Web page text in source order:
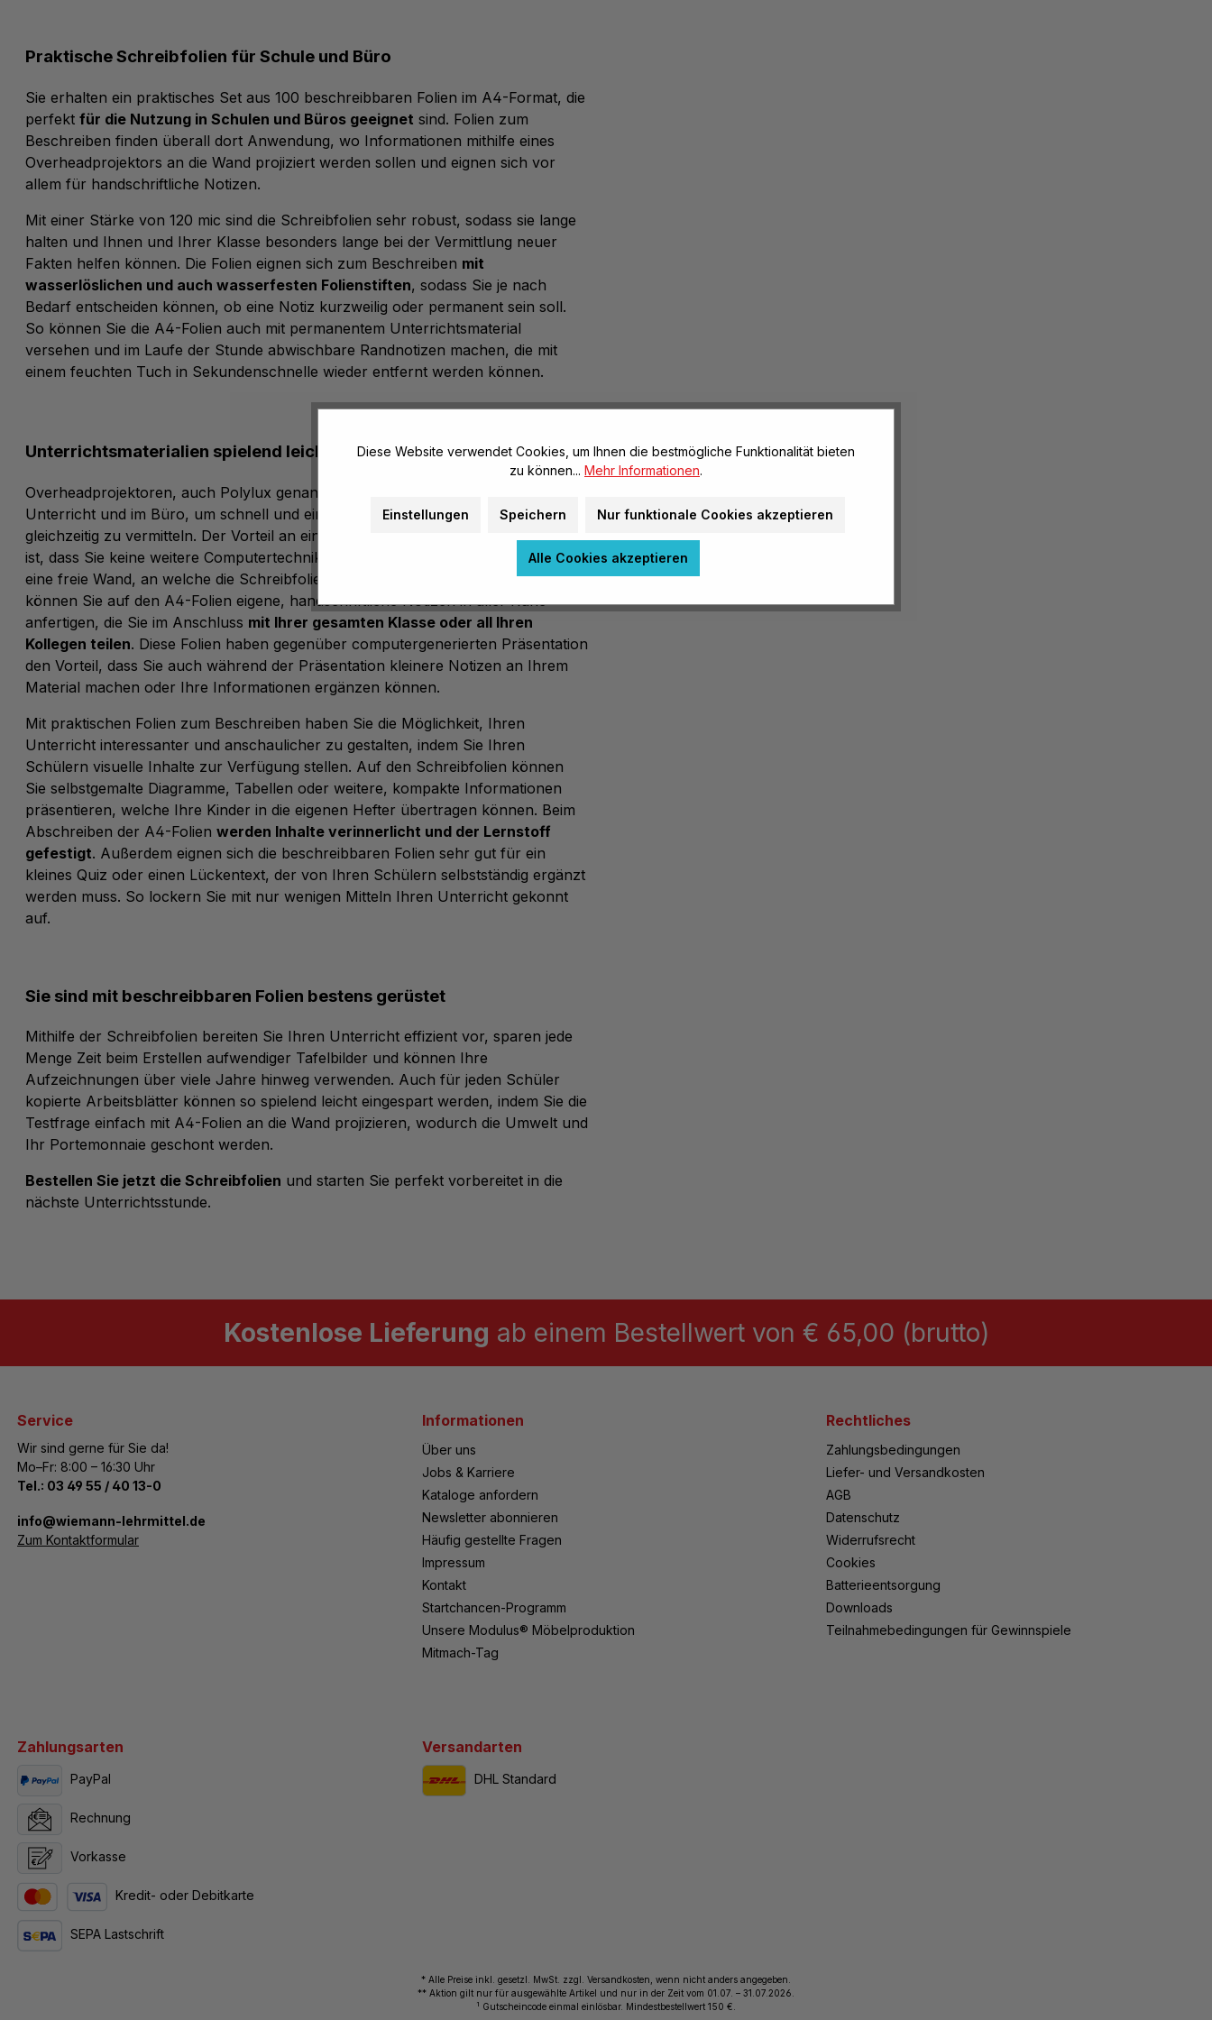
Praktische Schreibfolien für Schule und Büro
Sie erhalten ein praktisches Set aus 100 beschreibbaren Folien im A4-Format, die
perfekt für die Nutzung in Schulen und Büros geeignet sind. Folien zum
Beschreiben finden überall dort Anwendung, wo Informationen mithilfe eines
Overheadprojektors an die Wand projiziert werden sollen und eignen sich vor
allem für handschriftliche Notizen.
Mit einer Stärke von 120 mic sind die Schreibfolien sehr robust, sodass sie lange
halten und Ihnen und Ihrer Klasse besonders lange bei der Vermittlung neuer
Fakten helfen können. Die Folien eignen sich zum Beschreiben mit
wasserlöslichen und auch wasserfesten Folienstiften, sodass Sie je nach
Bedarf entscheiden können, ob eine Notiz kurzweilig oder permanent sein soll.
So können Sie die A4-Folien auch mit permanentem Unterrichtsmaterial
versehen und im Laufe der Stunde abwischbare Randnotizen machen, die mit
einem feuchten Tuch in Sekundenschnelle wieder entfernt werden können.
Unterrichtsmaterialien spielend leicht vorbereiten
Overheadprojektoren, auch Polylux genannt, sind beliebte Präsentationsmittel im
Unterricht und im Büro, um schnell und einfach Informationen an mehrere Leute
gleichzeitig zu vermitteln. Der Vorteil an einem OHP und beschreibbaren Folien
ist, dass Sie keine weitere Computertechnik und keinen Monitor benötigen – nur
eine freie Wand, an welche die Schreibfolien mit ihrem Inhalt projiziert werden. So
können Sie auf den A4-Folien eigene, handschriftliche Notizen in aller Ruhe
anfertigen, die Sie im Anschluss mit Ihrer gesamten Klasse oder all Ihren
Kollegen teilen. Diese Folien haben gegenüber computergenerierten Präsentation
den Vorteil, dass Sie auch während der Präsentation kleinere Notizen an Ihrem
Material machen oder Ihre Informationen ergänzen können.
Mit praktischen Folien zum Beschreiben haben Sie die Möglichkeit, Ihren
Unterricht interessanter und anschaulicher zu gestalten, indem Sie Ihren
Schülern visuelle Inhalte zur Verfügung stellen. Auf den Schreibfolien können
Sie selbstgemalte Diagramme, Tabellen oder weitere, kompakte Informationen
präsentieren, welche Ihre Kinder in die eigenen Hefter übertragen können. Beim
Abschreiben der A4-Folien werden Inhalte verinnerlicht und der Lernstoff
gefestigt. Außerdem eignen sich die beschreibbaren Folien sehr gut für ein
kleines Quiz oder einen Lückentext, der von Ihren Schülern selbstständig ergänzt
werden muss. So lockern Sie mit nur wenigen Mitteln Ihren Unterricht gekonnt
auf.
Sie sind mit beschreibbaren Folien bestens gerüstet
Mithilfe der Schreibfolien bereiten Sie Ihren Unterricht effizient vor, sparen jede
Menge Zeit beim Erstellen aufwendiger Tafelbilder und können Ihre
Aufzeichnungen über viele Jahre hinweg verwenden. Auch für jeden Schüler
kopierte Arbeitsblätter können so spielend leicht eingespart werden, indem Sie die
Testfrage einfach mit A4-Folien an die Wand projizieren, wodurch die Umwelt und
Ihr Portemonnaie geschont werden.
Bestellen Sie jetzt die Schreibfolien und starten Sie perfekt vorbereitet in die
nächste Unterrichtsstunde.
Kostenlose Lieferung ab einem Bestellwert von € 65,00 (brutto)
Service
Wir sind gerne für Sie da!
Mo–Fr: 8:00 – 16:30 Uhr
Tel.: 03 49 55 / 40 13-0
­info@wiemann-lehrmittel.de
Zum Kontaktformular
Informationen
Über uns
Jobs & Karriere
Kataloge anfordern
Newsletter abonnieren
Häufig gestellte Fragen
Impressum
Kontakt
Startchancen-Programm
Unsere Modulus® Möbelproduktion
Mitmach-Tag
Rechtliches
Zahlungsbedingungen
Liefer- und Versandkosten
AGB
Datenschutz
Widerrufsrecht
Cookies
Batterieentsorgung
Downloads
Teilnahmebedingungen für Gewinnspiele
Zahlungsarten
PayPal
Rechnung
Vorkasse
Kredit- oder Debitkarte
SEPA Lastschrift
Versandarten
DHL Standard
* Alle Preise inkl. gesetzl. MwSt. zzgl. Versandkosten, wenn nicht anders angegeben.
** Aktion gilt nur für ausgewählte Artikel und nur in der Zeit vom 01.07. – 31.07.2026.
1 Gutscheincode einmal einlösbar. Mindestbestellwert 150 €.
Diese Website verwendet Cookies, um Ihnen die bestmögliche Funktionalität bieten
zu können... Mehr Informationen.
Einstellungen Speichern Nur funktionale Cookies akzeptieren
Alle Cookies akzeptieren